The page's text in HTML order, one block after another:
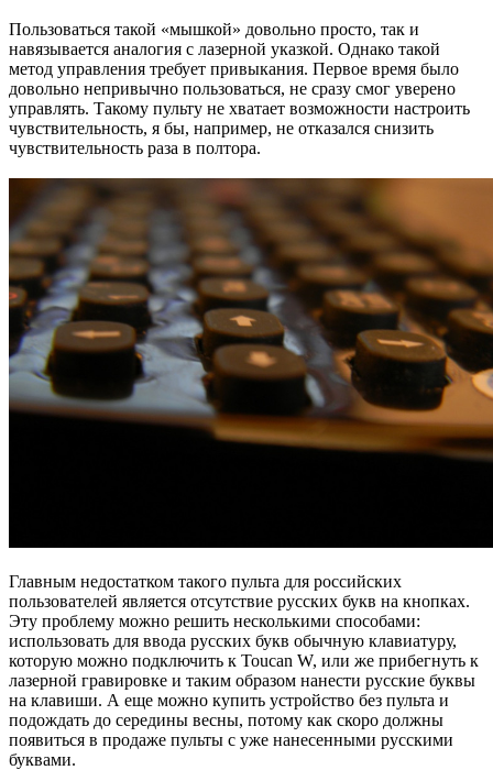
Пользоваться такой «мышкой» довольно просто, так и
навязывается аналогия с лазерной указкой. Однако такой
метод управления требует привыкания. Первое время было
довольно непривычно пользоваться, не сразу смог уверено
управлять. Такому пульту не хватает возможности настроить
чувствительность, я бы, например, не отказался снизить
чувствительность раза в полтора.
Главным недостатком такого пульта для российских
пользователей является отсутствие русских букв на кнопках.
Эту проблему можно решить несколькими способами:
использовать для ввода русских букв обычную клавиатуру,
которую можно подключить к Toucan W, или же прибегнуть к
лазерной гравировке и таким образом нанести русские буквы
на клавиши. А еще можно купить устройство без пульта и
подождать до середины весны, потому как скоро должны
появиться в продаже пульты с уже нанесенными русскими
буквами.